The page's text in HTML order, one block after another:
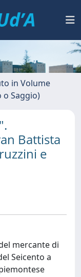
in Volume
o Saggio)
Battista
e
mercante di
Seicento a